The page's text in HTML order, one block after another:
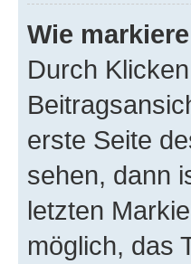
Wie
Durch
erste Seite
sehen, dann
letzten
möglich, das